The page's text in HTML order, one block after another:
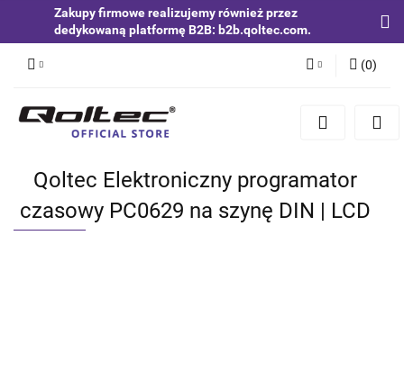
Zakupy firmowe realizujemy również przez
dedykowaną platformę B2B: b2b.qoltec.com.
Zaloguj się
Zgody cookies
(0)
Qoltec Elektroniczny programator
czasowy PC0629 na szynę DIN | LCD